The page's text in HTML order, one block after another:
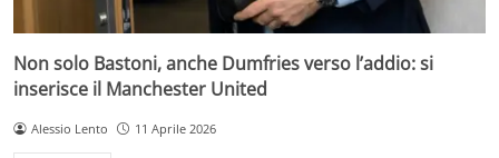
Non solo Bastoni, anche Dumfries verso l’addio: si
inserisce il Manchester United
Alessio Lento 11 Aprile 2026